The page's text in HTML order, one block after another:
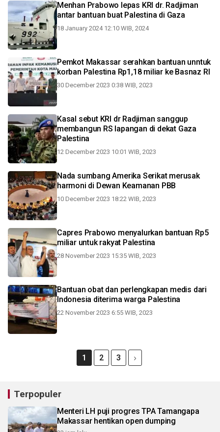
Menhan Prabowo lepas KRI dr. Radjiman
antar bantuan buat Palestina di Gaza
18 January 2024 12:10 WIB, 2024
Pemkot Makassar serahkan bantuan unntuk
korban Palestina Rp1,18 miliar ke Basnaz RI
30 December 2023 0:38 WIB, 2023
Kasal sebut KRI dr Radjiman sanggup
membangun RS lapangan di dekat Gaza
Palestina
12 December 2023 10:01 WIB, 2023
Nada sumbang Amerika Serikat merusak
harmoni di Dewan Keamanan PBB
10 December 2023 18:22 WIB, 2023
Capres Prabowo menyalurkan bantuan Rp5
miliar untuk rakyat Palestina
28 November 2023 15:35 WIB, 2023
Bantuan obat dan perlengkapan medis dari
Indonesia diterima warga Palestina
22 November 2023 6:55 WIB, 2023
1 2 3
Terpopuler
Menteri LH puji progres TPA Tamangapa
Makassar hentikan open dumping